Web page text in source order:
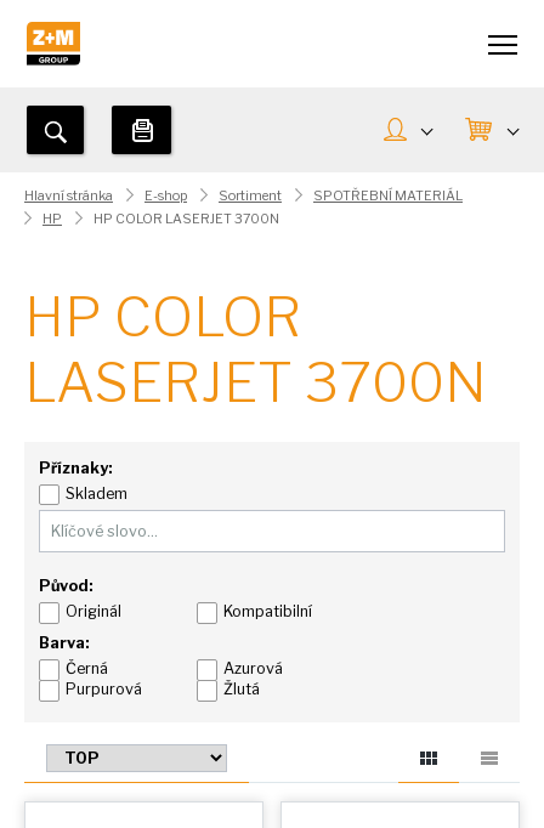
Hlavní stránka E-shop Sortiment
SPOTŘEBNÍ MATERIÁL
HP
HP COLOR LASERJET 3700N
HP COLOR
LASERJET 3700N
Příznaky:
Skladem
Původ:
Originál
Kompatibilní
Barva:
Černá
Azurová
Purpurová
Žlutá